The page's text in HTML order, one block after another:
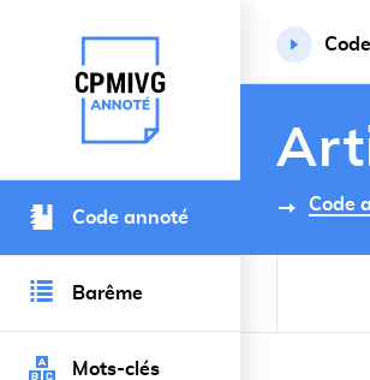
Retour à l’accueil du site
Code annoté
Barême
Mots-clés
Code